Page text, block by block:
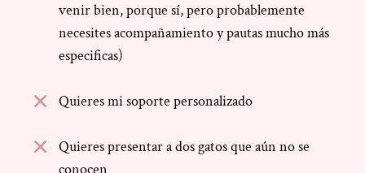
venir bien, porque sí, pero probablemente
necesites acompañamiento y pautas mucho más
especificas)
Quieres mi soporte personalizado
Quieres presentar a dos gatos que aún no se